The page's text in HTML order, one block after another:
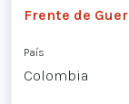
Frente de
País
Colombia